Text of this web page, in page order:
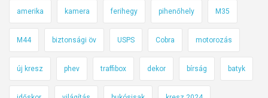
amerika kamera ferihegy pihenőhely M35
M44 biztonsági öv USPS Cobra motorozás
új kresz phev traffibox dekor bírság batyk